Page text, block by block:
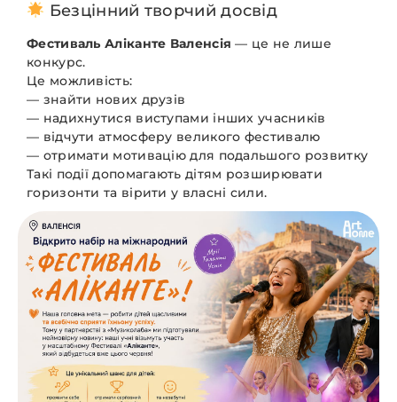
Безцінний творчий досвід
Фестиваль Аліканте Валенсія — це не лише
конкурс.
Це можливість:
— знайти нових друзів
— надихнутися виступами інших учасників
— відчути атмосферу великого фестивалю
— отримати мотивацію для подальшого розвитку
Такі події допомагають дітям розширювати
горизонти та вірити у власні сили.